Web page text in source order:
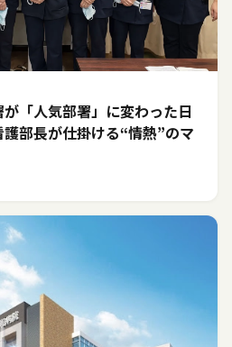
「人気部署」に変わった日――
部長が仕掛ける“情熱”のマ